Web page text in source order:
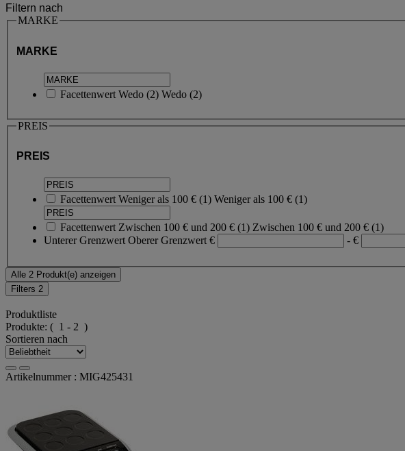
Filtern nach
MARKE
MARKE
Facettenwert Wedo (2) Wedo (2)
PREIS
PREIS
Facettenwert Weniger als 100 € (1) Weniger als 100 € (1)
Facettenwert Zwischen 100 € und 200 € (1) Zwischen 100 € und 200 € (1)
Unterer Grenzwert Oberer Grenzwert € - €
Alle 2 Produkt(e) anzeigen
Filters 2
Produktliste
Produkte: ( 1 - 2 )
Sortieren nach
Artikelnummer : MIG425431